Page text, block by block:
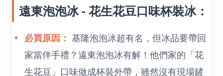
遠東泡泡冰 - 花生花豆口味杯裝冰：
必買原因： 基隆泡泡冰超有名，但冰品要帶回
家當伴手禮？遠東泡泡冰有解！他們家的「花
生花豆」口味做成杯裝外帶，雖然沒有現場鏟